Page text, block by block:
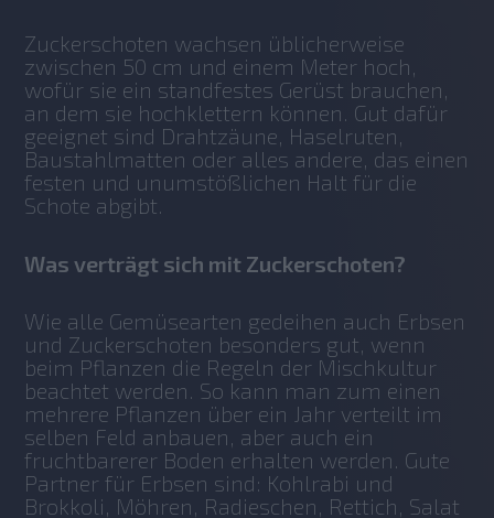
Zuckerschoten wachsen üblicherweise
zwischen 50 cm und einem Meter hoch,
wofür sie ein standfestes Gerüst brauchen,
an dem sie hochklettern können. Gut dafür
geeignet sind Drahtzäune, Haselruten,
Baustahlmatten oder alles andere, das einen
festen und unumstößlichen Halt für die
Schote abgibt.
Was verträgt sich mit Zuckerschoten?
Wie alle Gemüsearten gedeihen auch Erbsen
und Zuckerschoten besonders gut, wenn
beim Pflanzen die Regeln der Mischkultur
beachtet werden. So kann man zum einen
mehrere Pflanzen über ein Jahr verteilt im
selben Feld anbauen, aber auch ein
fruchtbarerer Boden erhalten werden. Gute
Partner für Erbsen sind: Kohlrabi und
Brokkoli, Möhren, Radieschen, Rettich, Salat